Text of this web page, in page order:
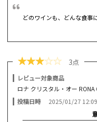
どのワインも、どんな食事
★★★☆☆ 3点
レビュー対象商品
ロナ クリスタル・オー RONA
投稿日時
2025/01/27